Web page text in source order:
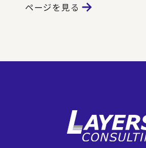
ページを見る